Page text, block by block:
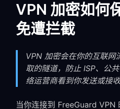
VPN 加密如何
免遭拦截
VPN 加密会在你的互联网
取的隧道，防止 ISP、公
络运营商看到你发送或接收
当你连接到 FreeGuard VPN